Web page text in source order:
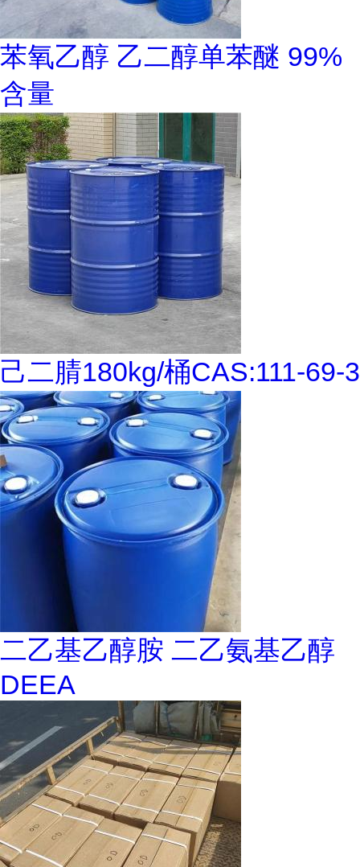
苯氧乙醇 乙二醇单苯醚 99%
含量
己二腈180kg/桶CAS:111-69-3
二乙基乙醇胺 二乙氨基乙醇
DEEA